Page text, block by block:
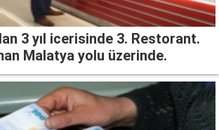
3 yıl icerisinde 3. Restorant.
Malatya yolu üzerinde.